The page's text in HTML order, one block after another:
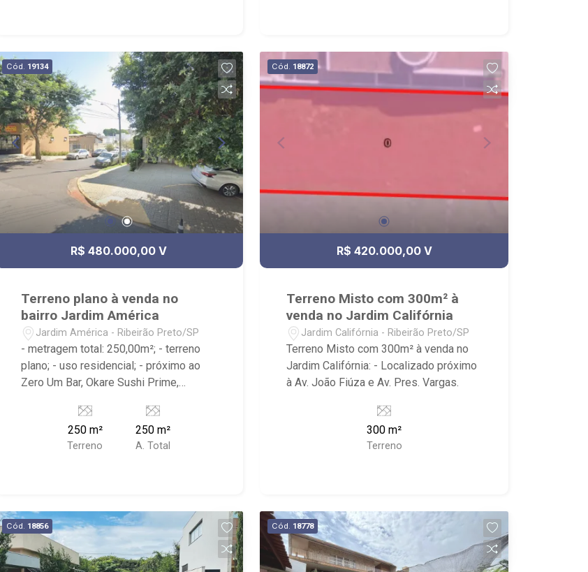
de documentação; - com foco: Zona Sul,
Zona Leste, Centro e Bonfim Paulista; -
para Venda, Compra e Locação,
imobiliária é Ribeirão Imóveis - sede na
Av. Professor João Fiusa;
Cód. 19134
R$ 480.000,00 V
Terreno plano à venda no
bairro Jardim América
Jardim América - Ribeirão Preto/SP
- metragem total: 250,00m²; - terreno
plano; - uso residencial; - próximo ao
Zero Um Bar, Okare Sushi Prime,
250 m²
Terreno
250 m²
A. Total
Cód. 18872
R$ 420.000,00 V
Terreno Misto com 300m² à
venda no Jardim Califórnia
Jardim Califórnia - Ribeirão Preto/SP
Terreno Misto com 300m² à venda no
Jardim Califórnia: - Localizado próximo
à Av. João Fiúza e Av. Pres. Vargas.
300 m²
Terreno
Cód. 18856 Cód. 18778